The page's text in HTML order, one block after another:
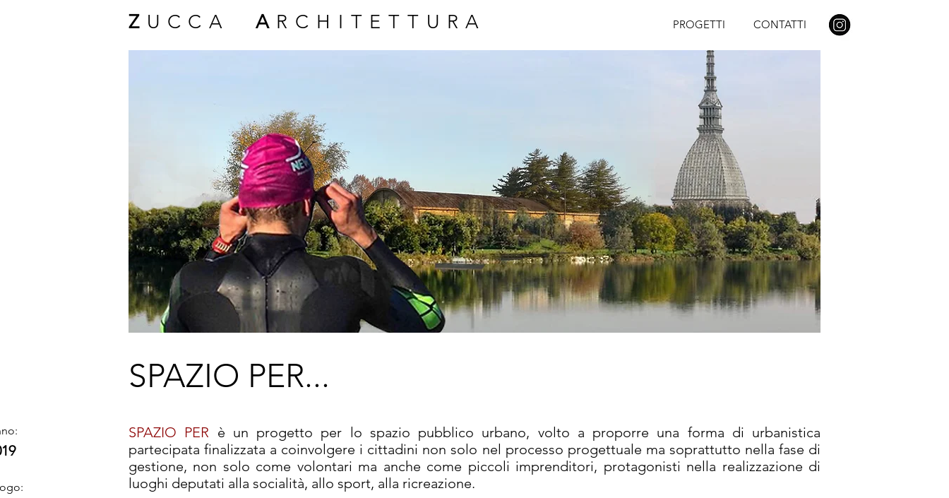
Z UCCA A RCHITETTURA PROGETTI CONTATTI
SPAZIO PER...
SPAZIO PER è un progetto per lo spazio pubblico urbano, volto a proporre una forma di urbanistica
partecipata finalizzata a coinvolgere i cittadini non solo nel processo progettuale ma soprattutto nella fase di
gestione, non solo come volontari ma anche come piccoli imprenditori, protagonisti nella realizzazione di
luoghi deputati alla socialità, allo sport, alla ricreazione.